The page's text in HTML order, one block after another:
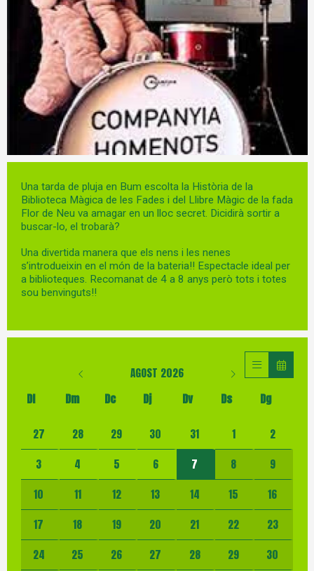
Diapositiva 1 de 1
Una tarda de pluja en Bum escolta la Història de la
Biblioteca Màgica de les Fades i del Llibre Màgic de la fada
Flor de Neu va amagar en un lloc secret. Dicidirà sortir a
buscar-lo, el trobarà?
Una divertida manera que els nens i les nenes
s’introdueixin en el món de la bateria!! Espectacle ideal per
a biblioteques. Recomanat de 4 a 8 anys però tots i totes
sou benvinguts!!
AGOST 2026
Dl
Dm Dc Dj Dv Ds
Dg
No hi ha cap activitat aquest mes
27 28 29 30 31 1
2
3
4 5 6 7 8
9
10
11 12 13 14 15
16
17
18 19 20 21 22
23
24
25 26 27 28 29 30